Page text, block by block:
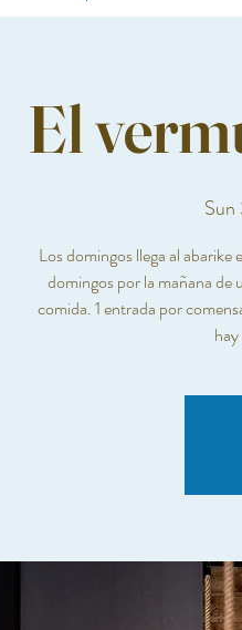
El
Los domingos llega al
domingos por la mañana de
comida. 1 entrada por